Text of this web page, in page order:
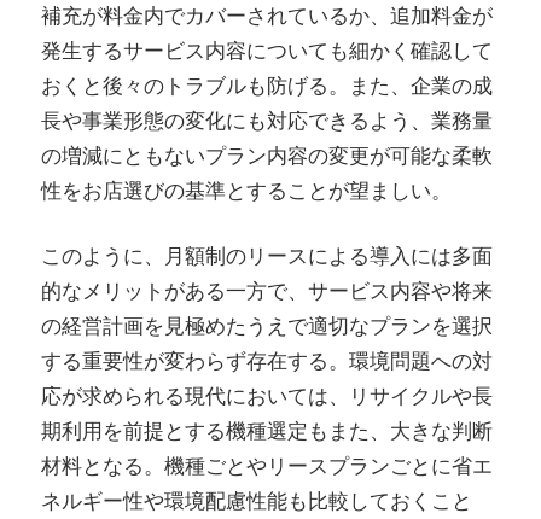
補充が料金内でカバーされているか、追加料金が
発生するサービス内容についても細かく確認して
おくと後々のトラブルも防げる。また、企業の成
長や事業形態の変化にも対応できるよう、業務量
の増減にともないプラン内容の変更が可能な柔軟
性をお店選びの基準とすることが望ましい。
このように、月額制のリースによる導入には多面
的なメリットがある一方で、サービス内容や将来
の経営計画を見極めたうえで適切なプランを選択
する重要性が変わらず存在する。環境問題への対
応が求められる現代においては、リサイクルや長
期利用を前提とする機種選定もまた、大きな判断
材料となる。機種ごとやリースプランごとに省エ
ネルギー性や環境配慮性能も比較しておくこと